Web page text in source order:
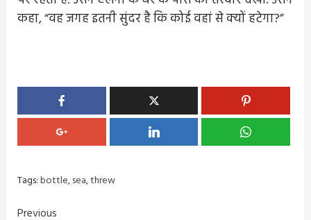
कहा, “वह जगह इतनी सुंदर है कि कोई वहां से क्यों हटेगा?”
Tags:bottle,sea,threw
Previous